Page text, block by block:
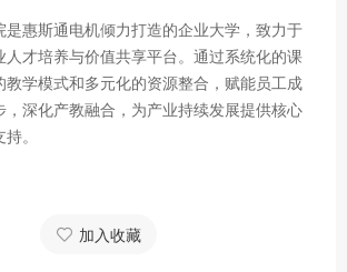
是惠斯通电机倾力打造的企业大学，致力于
人才培养与价值共享平台。通过系统化的课
教学模式和多元化的资源整合，赋能员工成
，深化产教融合，为产业持续发展提供核心
。
加入收藏